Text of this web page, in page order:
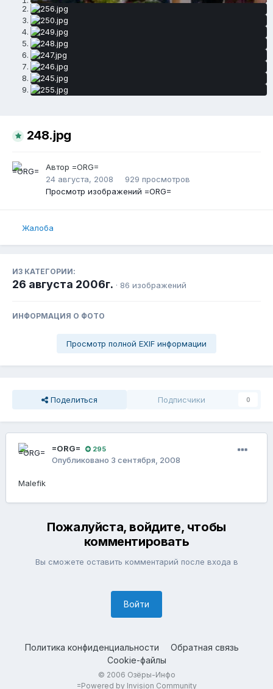
248.jpg
Автор =ORG=
24 августа, 2008
929 просмотров
Просмотр изображений =ORG=
Жалоба
ИЗ КАТЕГОРИИ:
26 августа 2006г. · 86 изображений
ИНФОРМАЦИЯ О ФОТО
Просмотр полной EXIF информации
Поделиться Подписчики 0
=ORG= 295
Опубликовано 3 сентября, 2008
Malefik
Пожалуйста, войдите, чтобы
комментировать
Вы сможете оставить комментарий после входа в
Войти
Политика конфиденциальности
Обратная связь
Cookie-файлы
© 2006 Озёры-Инфо
=Powered by Invision Community